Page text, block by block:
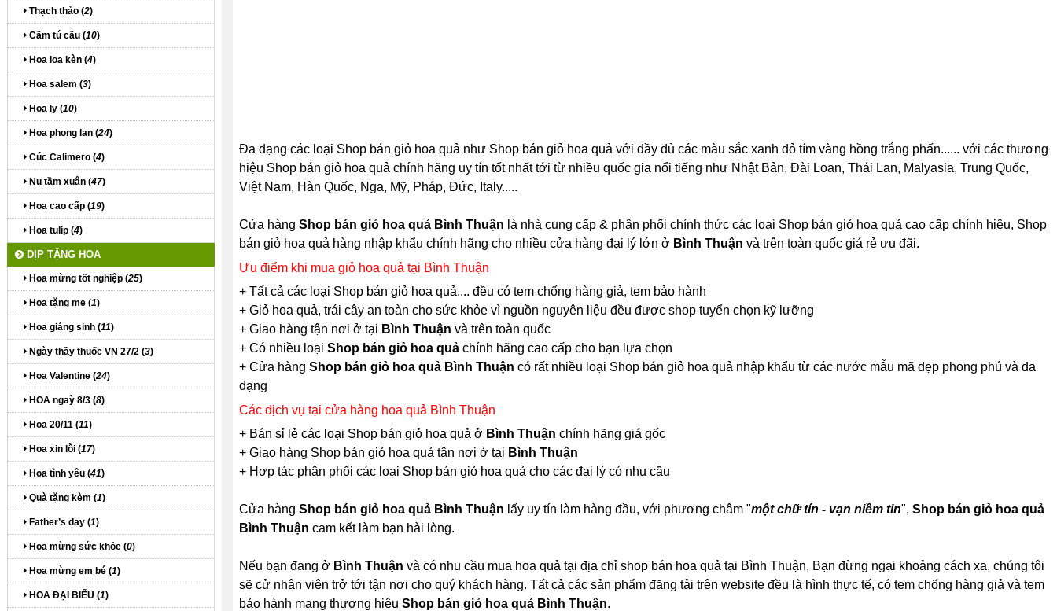
Đa dạng các loại Shop bán giỏ hoa quả như Shop bán giỏ hoa quả với đầy đủ các màu sắc xanh đỏ tím vàng hồng trắng phấn...... với các thương
hiệu Shop bán giỏ hoa quả chính hãng uy tín tốt nhất tới từ nhiều quốc gia nổi tiếng như Nhật Bản, Đài Loan, Thái Lan, Malyasia, Trung Quốc,
Việt Nam, Hàn Quốc, Nga, Mỹ, Pháp, Đức, Italy.....
Cửa hàng Shop bán giỏ hoa quả Bình Thuận là nhà cung cấp & phân phối chính thức các loại Shop bán giỏ hoa quả cao cấp chính hiệu, Shop
bán giỏ hoa quả hàng nhập khẩu chính hãng cho nhiều cửa hàng đại lý lớn ở Bình Thuận và trên toàn quốc giá rẻ ưu đãi.
Ưu điểm khi mua giỏ hoa quả tại Bình Thuận
+ Tất cả các loại Shop bán giỏ hoa quả.... đều có tem chống hàng giả, tem bảo hành
+ Giỏ hoa quả, trái cây an toàn cho sức khỏe vì nguồn nguyên liệu đều được shop tuyển chọn kỹ lưỡng
+ Giao hàng tận nơi ở tại Bình Thuận và trên toàn quốc
+ Có nhiều loại Shop bán giỏ hoa quảchính hãng cao cấp cho bạn lựa chọn
+ Cửa hàng Shop bán giỏ hoa quả Bình Thuận có rất nhiều loại Shop bán giỏ hoa quả nhập khẩu từ các nước mẫu mã đẹp phong phú và đa
dạng
Các dịch vụ tại cửa hàng hoa quả Bình Thuận
+ Bán sỉ lẻ các loại Shop bán giỏ hoa quả ở Bình Thuận chính hãng giá gốc
+ Giao hàng Shop bán giỏ hoa quả tận nơi ở tại Bình Thuận
+ Hợp tác phân phối các loại Shop bán giỏ hoa quả cho các đại lý có nhu cầu
Cửa hàng Shop bán giỏ hoa quả Bình Thuận lấy uy tín làm hàng đầu, với phương châm "một chữ tín - vạn niềm tin", Shop bán giỏ hoa quả
Bình Thuận cam kết làm bạn hài lòng.
Nếu bạn đang ở Bình Thuận và có nhu cầu mua hoa quả tại địa chỉ shop bán hoa quả tại Bình Thuận, Bạn đừng ngại khoảng cách xa, chúng tôi
sẽ cử nhân viên trở tới tận nơi cho quý khách hàng. Tất cả các sản phẩm đăng tải trên website đều là hình thực tế, có tem chống hàng giả và tem
bảo hành mang thương hiệu Shop bán giỏ hoa quả Bình Thuận.
Thạch thảo (2)
Cấm tú cầu (10)
Hoa loa kèn (4)
Hoa salem (3)
Hoa ly (10)
Hoa phong lan (24)
Cúc Calimero (4)
Nụ tầm xuân (47)
Hoa cao cấp (19)
Hoa tulip (4)
DỊP TẶNG HOA
Hoa mừng tốt nghiệp (25)
Hoa tặng mẹ (1)
Hoa giáng sinh (11)
Ngày thầy thuốc VN 27/2 (3)
Hoa Valentine (24)
HOA ngaỳ 8/3 (8)
Hoa 20/11 (11)
Hoa xin lỗi (17)
Hoa tình yêu (41)
Quà tặng kèm (1)
Father’s day (1)
Hoa mừng sức khỏe (0)
Hoa mừng em bé (1)
HOA ĐẠI BIỂU (1)